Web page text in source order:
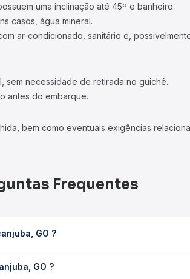
uma inclinação até 45º e banheiro.
casos, água mineral.
ar-condicionado, sanitário e,
sem necessidade de retirada no guichê.
antes do embarque.
bem como eventuais exigências
Frequentes
GO ?
disponíveis e vê a duração exata de
GO ?